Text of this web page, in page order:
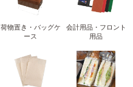
荷物置き・バッグケ
ース
会計用品・フロント
用品